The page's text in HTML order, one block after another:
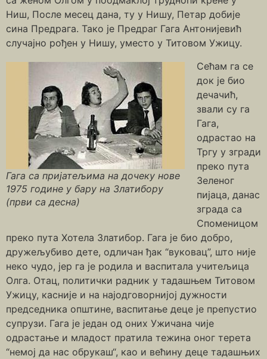
Ниш, После месец дана, ту у Нишу, Петар добије
сина Предрага. Тако је Предраг Гага Антонијевић
случајно рођен у Нишу, уместо у Титовом Ужицу.
Гага са пријатељима на дочеку нове
1975 године у бару на Златибору
(први са десна)
Сећам га се
док је био
дечачић,
звали су га
Гага,
одрастао на
Тргу у згради
преко пута
Зеленог
пијаца, данас
зграда са
Споменицом
преко пута Хотела Златибор. Гага је био добро,
дружељубиво дете, одличан ђак “вуковац”, што није
неко чудо, јер га је родила и васпитала учитељица
Олга. Отац, политички радник у тадашњем Титовом
Ужицу, касније и на најодговорнијој дужности
председника општине, васпитање деце је препустио
супрузи. Гага је један од оних Ужичана чије
одрастање и младост пратила тежина оног терета
“немој да нас обрукаш“, као и већину деце тадашњих